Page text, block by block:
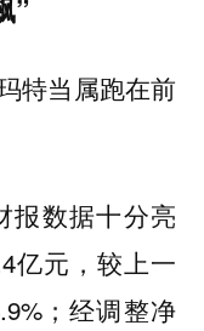
”
特当属跑在前
报数据十分亮
亿元，较上一
；经调整净